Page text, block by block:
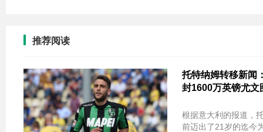
推荐阅读
托特纳姆转移新
封1600万英镑尤文
根据意大利的报道，
前迈出了21岁的迄今